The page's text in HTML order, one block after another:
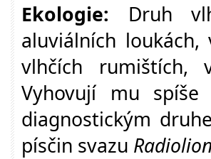
Ekologie: Druh
aluviálních
vlhčích rumištích,
Vyhovují mu
diagnostickým
písčin svazu